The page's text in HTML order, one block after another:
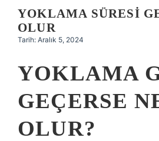
Hakkımızda
YOKLAMA SÜRESI
OLUR
Tarih: Aralık 5, 2024
YOKLAMA
GEÇERSE
OLUR?